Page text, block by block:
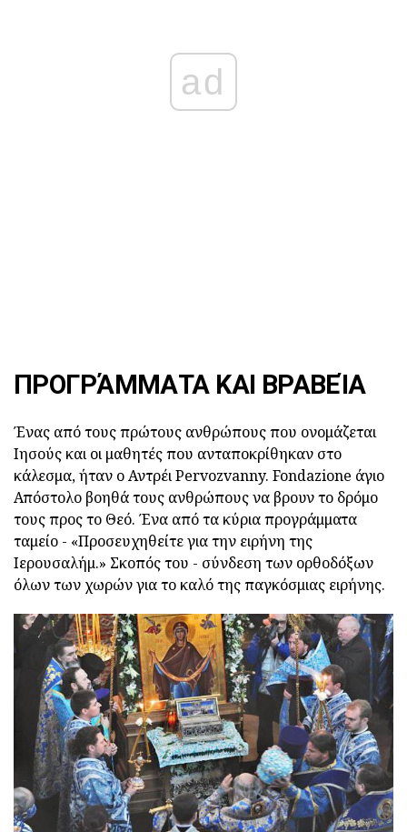
ad
ΠΡΟΓΡΆΜΜΑΤΑ ΚΑΙ ΒΡΑΒΕΊΑ
Ένας από τους πρώτους ανθρώπους που ονομάζεται
Ιησούς και οι μαθητές που ανταποκρίθηκαν στο
κάλεσμα, ήταν ο Αντρέι Pervozvanny. Fondazione άγιο
Απόστολο βοηθά τους ανθρώπους να βρουν το δρόμο
τους προς το Θεό. Ένα από τα κύρια προγράμματα
ταμείο - «Προσευχηθείτε για την ειρήνη της
Ιερουσαλήμ.» Σκοπός του - σύνδεση των ορθοδόξων
όλων των χωρών για το καλό της παγκόσμιας ειρήνης.